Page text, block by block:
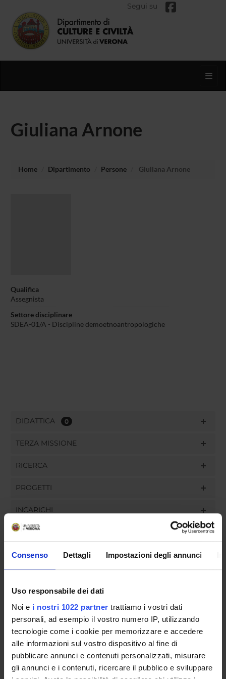
Consenso Dettagli Impostazioni degli annunci
Uso responsabile dei dati
Noi e i nostri 1022 partner trattiamo i vostri dati
personali, ad esempio il vostro numero IP, utilizzando
tecnologie come i cookie per memorizzare e accedere
alle informazioni sul vostro dispositivo al fine di
pubblicare annunci e contenuti personalizzati, misurare
gli annunci e i contenuti, ricercare il pubblico e sviluppare
Segui su
Giuliana Arnone
Home Dipartimento Persone Giuliana Arnone
Qualifica
Assegnista
Settore disciplinare
SDEA-01/A - Discipline demoetnoantropologiche
DIDATTICA 0
TERZA MISSIONE
RICERCA
PROGETTI
INCARICHI
GOVERNANCE
COMMISSIONI
UFFICI E STRUTTURE DI SERVIZIO
SERVIZI DI SEGRETERIA STUDENTI